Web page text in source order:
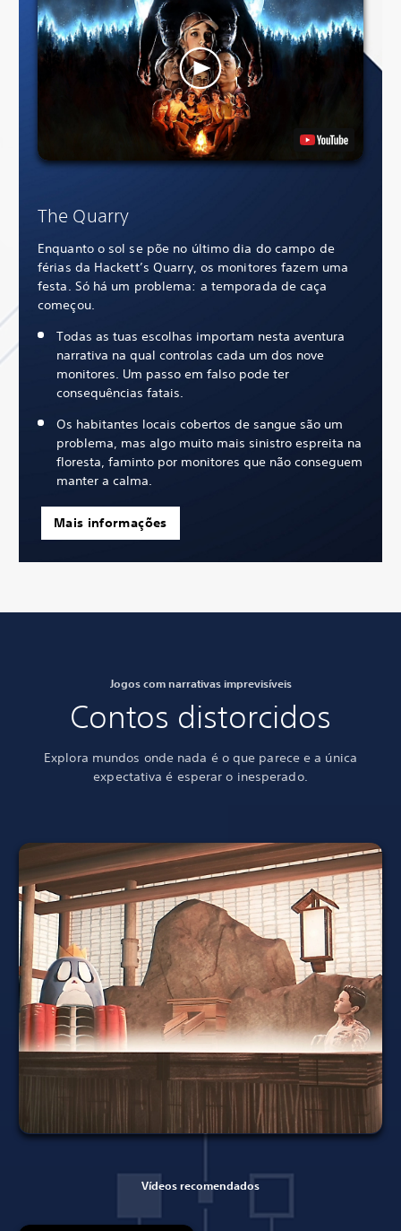
The Quarry
Enquanto o sol se põe no último dia do campo de
férias da Hackett’s Quarry, os monitores fazem uma
festa. Só há um problema: a temporada de caça
começou.
Todas as tuas escolhas importam nesta aventura
narrativa na qual controlas cada um dos nove
monitores. Um passo em falso pode ter
consequências fatais.
Os habitantes locais cobertos de sangue são um
problema, mas algo muito mais sinistro espreita na
floresta, faminto por monitores que não conseguem
manter a calma.
Mais informações
Jogos com narrativas imprevisíveis
Contos distorcidos
Explora mundos onde nada é o que parece e a única
expectativa é esperar o inesperado.
Vídeos recomendados